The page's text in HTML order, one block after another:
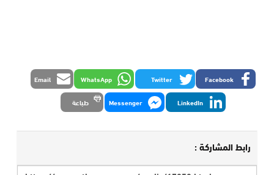
Facebook
Twitter
WhatsApp
Email
LinkedIn
Messenger طباعة
رابط المشاركة :